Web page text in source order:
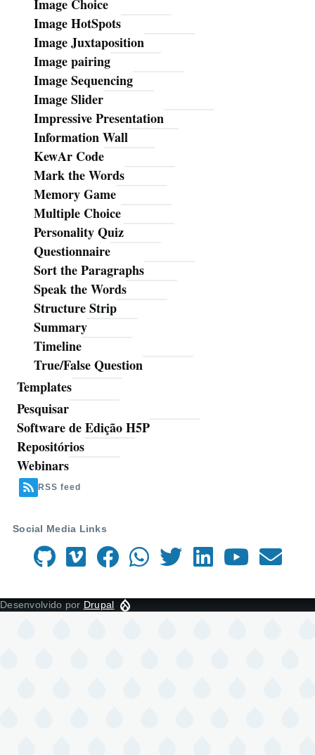
Image Choice
Image HotSpots
Image Juxtaposition
Image pairing
Image Sequencing
Image Slider
Impressive Presentation
Information Wall
KewAr Code
Mark the Words
Memory Game
Multiple Choice
Personality Quiz
Questionnaire
Sort the Paragraphs
Speak the Words
Structure Strip
Summary
Timeline
True/False Question
Templates
Ferramentas
Pesquisar
Software de Edição H5P
Repositórios
Webinars
RSS feed
Social Media Links
Desenvolvido por Drupal